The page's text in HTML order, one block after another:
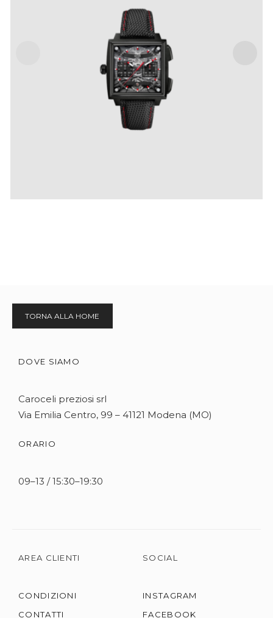
TAG HEUER MONACO EVERGRAPH – 40 MM
25,000.00 IVA Inclusa
TORNA ALLA HOME
DOVE SIAMO
Caroceli preziosi srl
Via Emilia Centro, 99 – 41121 Modena (MO)
ORARIO
09–13 / 15:30–19:30
AREA CLIENTI
CONDIZIONI
CONTATTI
SOCIAL
INSTAGRAM
FACEBOOK